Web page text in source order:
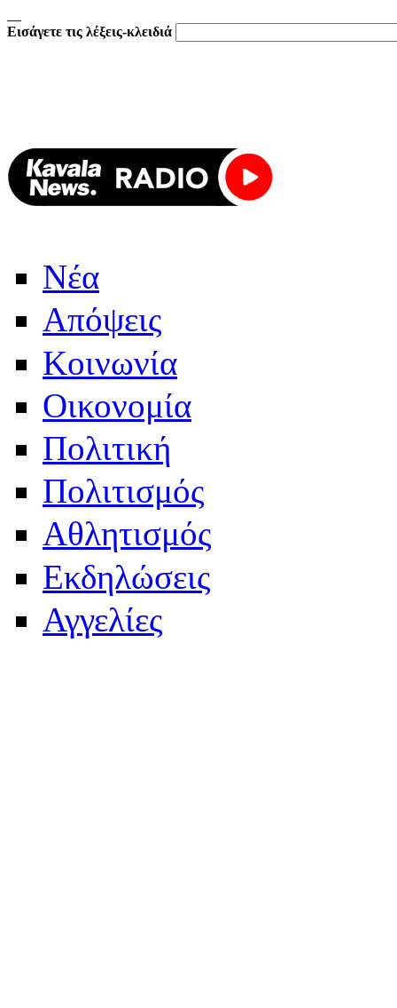
Εισάγετε τις λέξεις-κλειδιά
Νέα
Απόψεις
Κοινωνία
Οικονομία
Πολιτική
Πολιτισμός
Αθλητισμός
Εκδηλώσεις
Αγγελίες